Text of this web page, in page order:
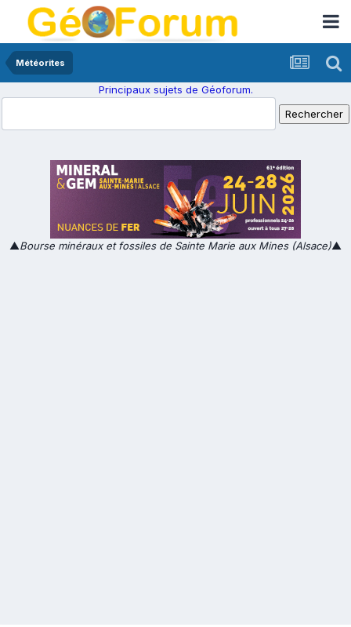
Météorites
Principaux sujets de Géoforum.
▲Bourse minéraux et fossiles de Sainte Marie aux Mines (Alsace)▲